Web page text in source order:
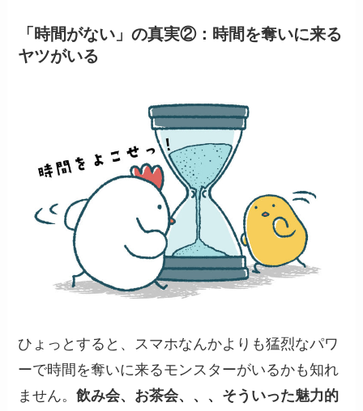
「時間がない」の真実②：時間を奪いに来る
ヤツがいる
ひょっとすると、スマホなんかよりも猛烈なパワ
ーで時間を奪いに来るモンスターがいるかも知れ
ません。飲み会、お茶会、、、そういった魅力的